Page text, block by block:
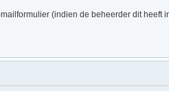
(indien de beheerder dit